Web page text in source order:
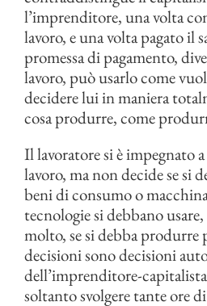
l’imprenditore, una volta
lavoro, e una volta pagato il
promessa di pagamento,
lavoro, può usarlo come
decidere lui in maniera
cosa produrre, come
Il lavoratore si è impegnato
lavoro, ma non decide se si
beni di consumo o
tecnologie si debbano
molto, se si debba produrre
decisioni sono decisioni
dell’imprenditore-
soltanto svolgere tante ore